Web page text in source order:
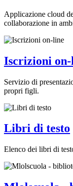
Applicazione cloud
collaborazione in
Iscrizioni
Servizio di
propri figli.
Libri di testo
Elenco dei libri di